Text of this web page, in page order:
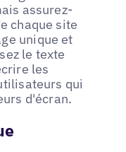
assurez-
chaque site
unique et
le texte
les
qui
d'écran.